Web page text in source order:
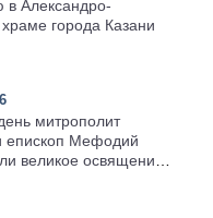
в Александро-
города Казани
митрополит
епископ Мефодий
великое освящение